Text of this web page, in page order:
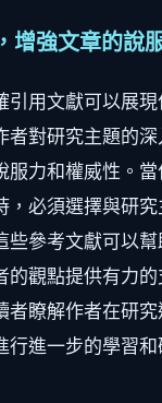
增強文章的說
引用文獻可以展
者對研究主題的深
服力和權威性。
，必須選擇與研
些參考文獻可以
的觀點提供有力的
者瞭解作者在研
行進一步的學習和